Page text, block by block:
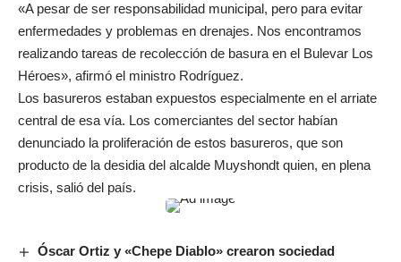
«A pesar de ser responsabilidad municipal, pero para evitar
enfermedades y problemas en drenajes. Nos encontramos
realizando tareas de recolección de basura en el Bulevar Los
Héroes», afirmó el ministro Rodríguez.
Los basureros estaban expuestos especialmente en el arriate
central de esa vía. Los comerciantes del sector habían
denunciado la proliferación de estos basureros, que son
producto de la desidia del alcalde Muyshondt quien, en plena
crisis, salió del país.
Óscar Ortiz y «Chepe Diablo» crearon sociedad